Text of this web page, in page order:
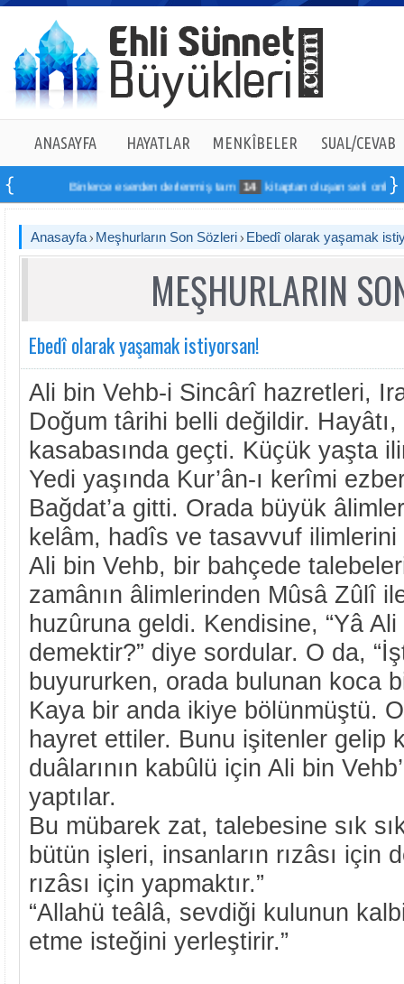
ANASAYFA HAYATLAR MENKÎBELER SUAL/CEVAB
Binlerce eserden derlenmiş tam 14 kitaptan oluşan seti online
Anasayfa Meşhurların Son Sözleri Ebedî olarak yaşamak
MEŞHURLARIN
Ebedî olarak yaşamak istiyorsan!
Ali bin Vehb-i Sincârî hazretleri,
Doğum târihi belli değildir. Hayâtı,
kasabasında geçti. Küçük yaşta
Yedi yaşında Kur’ân-ı kerîmi
Bağdat’a gitti. Orada büyük
kelâm, hadîs ve tasavvuf
Ali bin Vehb, bir bahçede
zamânın âlimlerinden Mûsâ Zûlî
huzûruna geldi. Kendisine, “Yâ
demektir?” diye sordular. O da,
buyururken, orada bulunan koca
Kaya bir anda ikiye bölünmüştü.
hayret ettiler. Bunu işitenler gelip
duâlarının kabûlü için Ali bin
yaptılar.
Bu mübarek zat, talebesine sık
bütün işleri, insanların rızâsı için
rızâsı için yapmaktır.”
“Allahü teâlâ, sevdiği kulunun
etme isteğini yerleştirir.”